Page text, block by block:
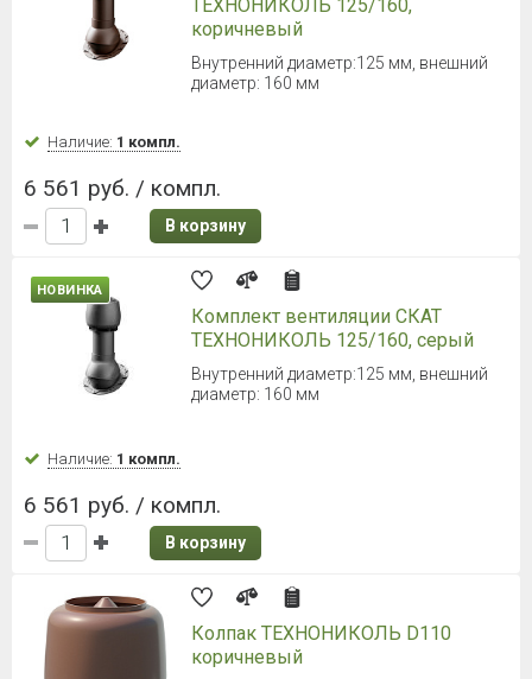
ТЕХНОНИКОЛЬ 125/160,
коричневый
Внутренний диаметр:125 мм, внешний
диаметр: 160 мм
Наличие: 1 компл.
6 561 руб. / компл.
В корзину
НОВИНКА
Комплект вентиляции СКАТ
ТЕХНОНИКОЛЬ 125/160, серый
Внутренний диаметр:125 мм, внешний
диаметр: 160 мм
Наличие: 1 компл.
6 561 руб. / компл.
В корзину
Колпак ТЕХНОНИКОЛЬ D110
коричневый